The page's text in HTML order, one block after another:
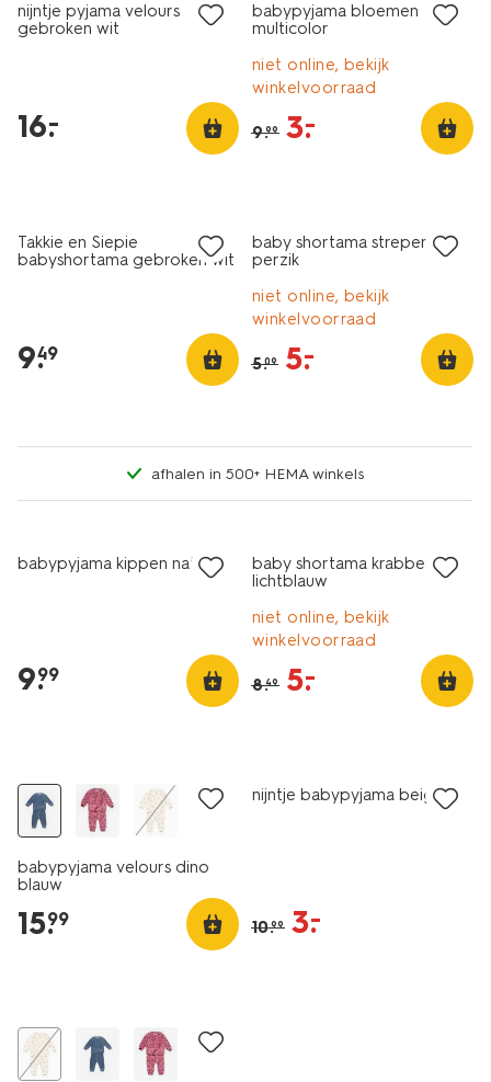
nijntje pyjama velours
gebroken wit
16.
–
babypyjama bloemen
multicolor
niet online, bekijk
winkelvoorraad
9.99 3.
–
Takkie en Siepie
babyshortama gebroken wit
9.
49
baby shortama strepen
perzik
niet online, bekijk
winkelvoorraad
5.09 5.
–
afhalen in 500+ HEMA winkels
babypyjama kippen naturel
9.
99
baby shortama krabben
lichtblauw
niet online, bekijk
winkelvoorraad
8.49 5.
–
babypyjama velours dino
blauw
15.
99
nijntje babypyjama beige
10.99 3.
–